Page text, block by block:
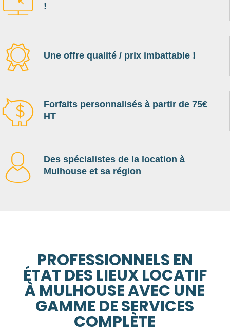
!
Une offre qualité / prix imbattable !
Forfaits personnalisés à partir de 75€
HT
Des spécialistes de la location à
Mulhouse et sa région
PROFESSIONNELS EN
ÉTAT DES LIEUX LOCATIF
À MULHOUSE AVEC UNE
GAMME DE SERVICES
COMPLÈTE